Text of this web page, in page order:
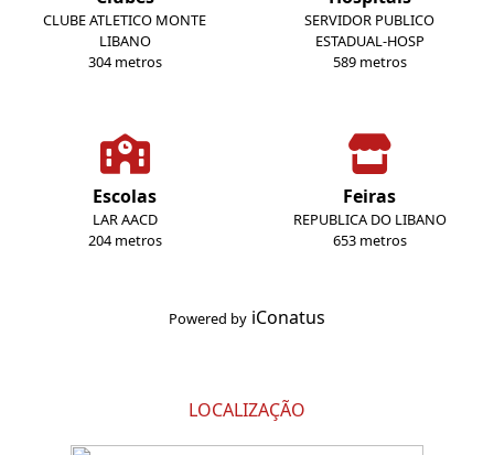
CLUBE ATLETICO MONTE
LIBANO
304 metros
SERVIDOR PUBLICO
ESTADUAL-HOSP
589 metros
Escolas
LAR AACD
204 metros
Feiras
REPUBLICA DO LIBANO
653 metros
Powered by iConatus
LOCALIZAÇÃO